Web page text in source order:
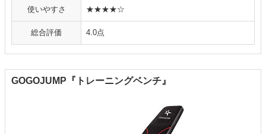
使いやすさ ★★★★☆
総合評価 4.0点
GOGOJUMP『トレーニングベンチ』